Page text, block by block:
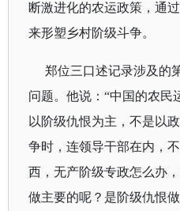
断激进化的农运政策，通
来形塑乡村阶级斗争。
郑位三口述记录涉及的
问题。他说：“中国的农民
以阶级仇恨为主，不是以
争时，连领导干部在内，
西，无产阶级专政怎么办
做主要的呢？是阶级仇恨